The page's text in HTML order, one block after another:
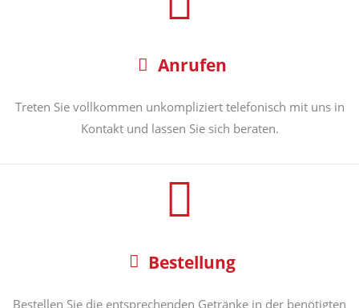
Anrufen
Treten Sie vollkommen unkompliziert telefonisch mit uns in
Kontakt und lassen Sie sich beraten.
Bestellung
Bestellen Sie die entsprechenden Getränke in der benötigten